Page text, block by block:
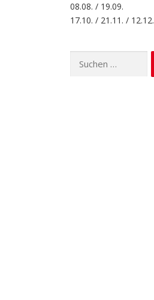
08.08. / 19.09.
17.10. / 21.11. / 12.12.
nach: